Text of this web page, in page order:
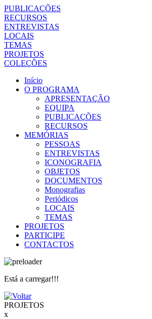
PUBLICAÇÕES
RECURSOS
ENTREVISTAS
LOCAIS
TEMAS
PROJETOS
COLEÇÕES
Início
O PROGRAMA
APRESENTAÇÃO
EQUIPA
PUBLICAÇÕES
RECURSOS
MEMÓRIAS
PESSOAS
ENTREVISTAS
ICONOGRAFIA
OBJETOS
DOCUMENTOS
Monografias
Periódicos
LOCAIS
TEMAS
PROJETOS
PARTICIPE
CONTACTOS
Está a carregar!!!
PROJETOS
x